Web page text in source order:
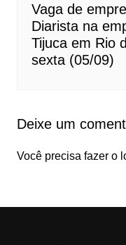
Vaga de
Diarista na
Tijuca em Rio
sexta (05/09)
Deixe um
Você precisa fazer o